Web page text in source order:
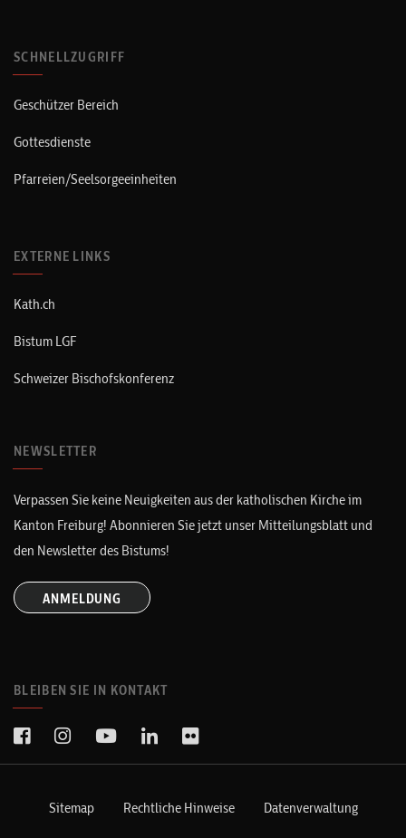
SCHNELLZUGRIFF
Geschützer Bereich
Gottesdienste
Pfarreien/Seelsorgeeinheiten
EXTERNE LINKS
Kath.ch
Bistum LGF
Schweizer Bischofskonferenz
NEWSLETTER
Verpassen Sie keine Neuigkeiten aus der katholischen Kirche im
Kanton Freiburg! Abonnieren Sie jetzt unser Mitteilungsblatt und
den Newsletter des Bistums!
ANMELDUNG
BLEIBEN SIE IN KONTAKT
Sitemap Rechtliche Hinweise Datenverwaltung